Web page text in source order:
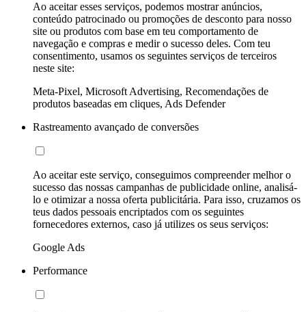
Ao aceitar esses serviços, podemos mostrar anúncios,
conteúdo patrocinado ou promoções de desconto para nosso
site ou produtos com base em teu comportamento de
navegação e compras e medir o sucesso deles. Com teu
consentimento, usamos os seguintes serviços de terceiros
neste site:
Meta-Pixel, Microsoft Advertising, Recomendações de
produtos baseadas em cliques, Ads Defender
Rastreamento avançado de conversões
Ao aceitar este serviço, conseguimos compreender melhor o
sucesso das nossas campanhas de publicidade online, analisá-
lo e otimizar a nossa oferta publicitária. Para isso, cruzamos os
teus dados pessoais encriptados com os seguintes
fornecedores externos, caso já utilizes os seus serviços:
Google Ads
Performance